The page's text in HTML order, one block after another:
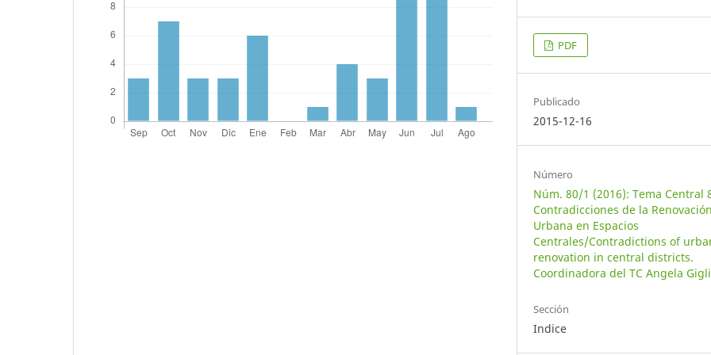
PDF
Publicado
2015-12-16
Número
Núm. 80/1 (2016): Tema Central
Contradicciones de la Renovación
Urbana en Espacios
Centrales/Contradictions of
renovation in central districts.
Coordinadora del TC Angela
Sección
Indice